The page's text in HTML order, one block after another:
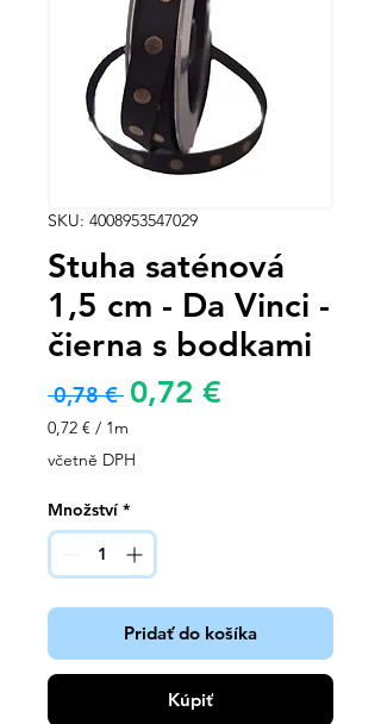
SKU: 4008953547029
Stuha saténová
1,5 cm - Da Vinci -
čierna s bodkami
0,78 € Běžná
cena
0,72 €
0,72 € / 1m
0,72 €
za
metr
včetně DPH
Množství *
Pridať do košíka
Kúpiť